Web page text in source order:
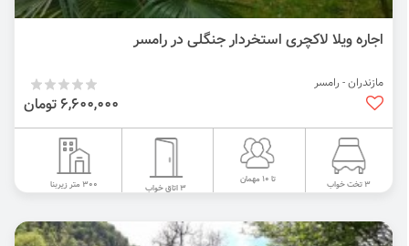
اجاره ویلا لاکچری استخردار جنگلی در رامسر
مازندران - رامسر
6,600,000 تومان
3 تخت خواب تا 10 مهمان
3 اتاق خواب 300 متر زیربنا